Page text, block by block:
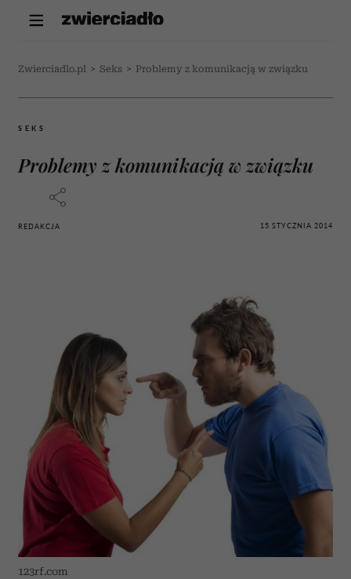
Zwierciadlo.pl > Seks > Problemy z komunikacją w związku
SEKS
Problemy z komunikacją w związku
REDAKCJA 15 STYCZNIA 2014
123rf.com